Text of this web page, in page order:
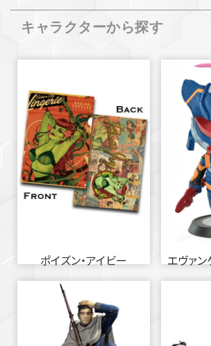
キャラクターから探す
ポイズン・アイビー エヴァ